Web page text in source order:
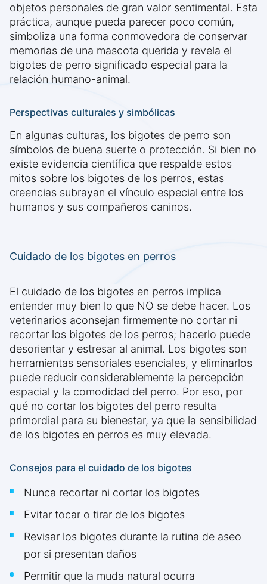
objetos personales de gran valor sentimental. Esta
práctica, aunque pueda parecer poco común,
simboliza una forma conmovedora de conservar
memorias de una mascota querida y revela el
bigotes de perro significado especial para la
relación humano-animal.
Perspectivas culturales y simbólicas
En algunas culturas, los bigotes de perro son
símbolos de buena suerte o protección. Si bien no
existe evidencia científica que respalde estos
mitos sobre los bigotes de los perros, estas
creencias subrayan el vínculo especial entre los
humanos y sus compañeros caninos.
Cuidado de los bigotes en perros
El cuidado de los bigotes en perros implica
entender muy bien lo que NO se debe hacer. Los
veterinarios aconsejan firmemente no cortar ni
recortar los bigotes de los perros; hacerlo puede
desorientar y estresar al animal. Los bigotes son
herramientas sensoriales esenciales, y eliminarlos
puede reducir considerablemente la percepción
espacial y la comodidad del perro. Por eso, por
qué no cortar los bigotes del perro resulta
primordial para su bienestar, ya que la sensibilidad
de los bigotes en perros es muy elevada.
Consejos para el cuidado de los bigotes
Nunca recortar ni cortar los bigotes
Evitar tocar o tirar de los bigotes
Revisar los bigotes durante la rutina de aseo
por si presentan daños
Permitir que la muda natural ocurra